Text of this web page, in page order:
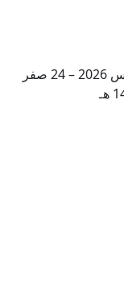
الجمعة, 07 أغسطس 2026 – 24 صفر